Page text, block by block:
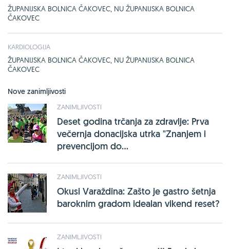
ŽUPANIJSKA BOLNICA ČAKOVEC, NU ŽUPANIJSKA BOLNICA
ČAKOVEC
KARDIOLOGIJA
ŽUPANIJSKA BOLNICA ČAKOVEC, NU ŽUPANIJSKA BOLNICA
ČAKOVEC
Nove zanimljivosti
ZANIMLJIVOSTI
Deset godina trčanja za zdravlje: Prva
večernja donacijska utrka "Znanjem i
prevencijom do...
ZANIMLJIVOSTI
Okusi Varaždina: Zašto je gastro šetnja
baroknim gradom idealan vikend reset?
ZANIMLJIVOSTI